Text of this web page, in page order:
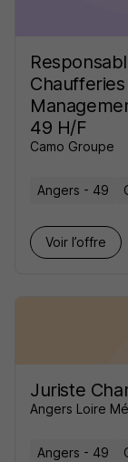
49 H/F
Camo Groupe
Angers - 49
Voir l’offre
Juriste
Angers Loire
Angers - 49